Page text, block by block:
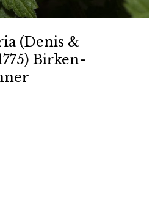
(Denis &
Birken-